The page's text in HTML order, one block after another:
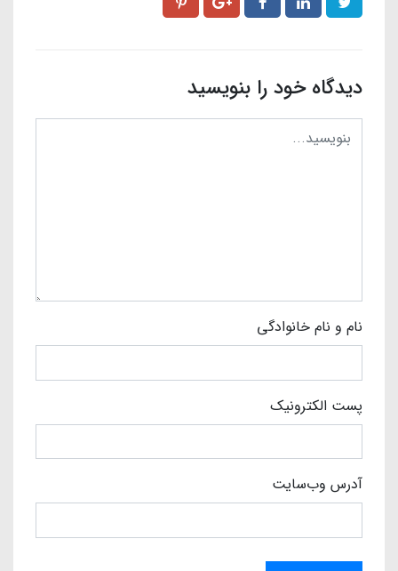
دیدگاه خود را بنویسید
نام و نام خانوادگی
پست الکترونیک
آدرس وب‌سایت